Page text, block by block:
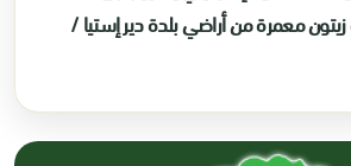
145 شجرة زيتون معمرة من أراضي بلدة دير إستيا /